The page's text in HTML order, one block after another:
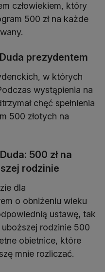
człowiekiem, który
500 zł na każde
prezydentem
w których
wystąpienia na
chęć spełnienia
500 złotych na
500 zł na
rodzinie
dla
o obniżeniu wieku
ustawę, tak
rodzinie 500
obietnice, które
mnie rozliczać.